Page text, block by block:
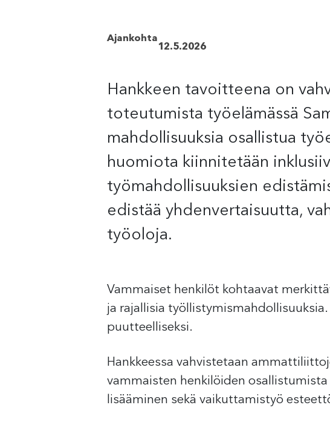
Ajankohta
12.5.2026
Hankkeen tavoitteena on
toteutumista työelämässä
mahdollisuuksia osallistua
huomiota kiinnitetään
työmahdollisuuksien
edistää yhdenvertaisuutta,
työoloja.
Vammaiset henkilöt kohtaavat
ja rajallisia
puutteelliseksi.
Hankkeessa vahvistetaan
vammaisten henkilöiden
lisääminen sekä vaikuttamistyö